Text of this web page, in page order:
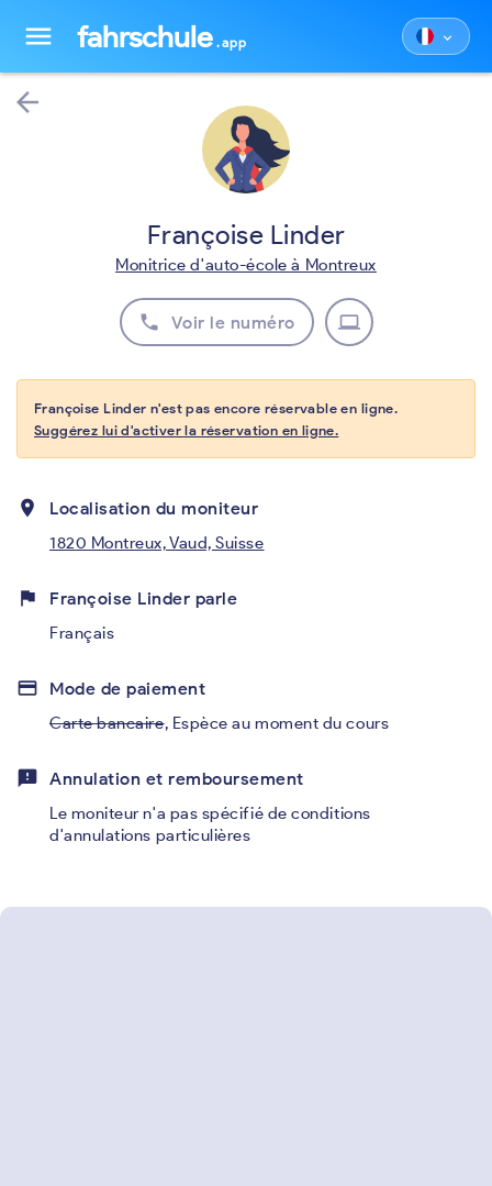
menu fahrschule .app keyboard_arrow_down
arrow_back
Françoise Linder
Monitrice d'auto-école à Montreux
phone Voir le numéro laptop
Françoise Linder n'est pas encore réservable en ligne.
Suggérez lui d'activer la réservation en ligne.
place Localisation du moniteur
1820 Montreux, Vaud, Suisse
flag Françoise Linder parle
Français
credit_card Mode de paiement
Carte bancaire, Espèce au moment du cours
feedback Annulation et remboursement
Le moniteur n'a pas spécifié de conditions
d'annulations particulières